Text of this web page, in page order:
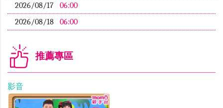
2026/08/17
06:00
2026/08/18
06:00
推薦專區
影音